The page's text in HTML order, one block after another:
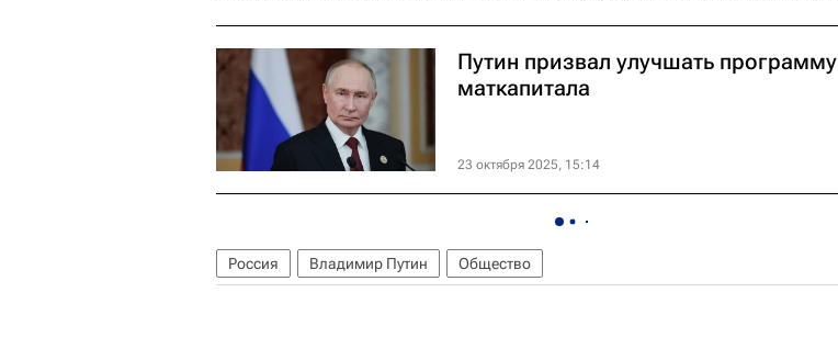
Путин призвал улучшать программу
маткапитала
23 октября 2025, 15:14
Россия Владимир Путин Общество